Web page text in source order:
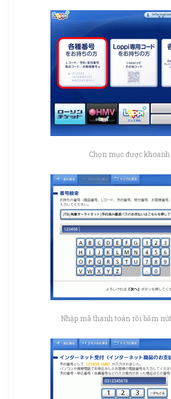
Chọn mục được khoanh
Nhập mã thanh toán rồi bấm